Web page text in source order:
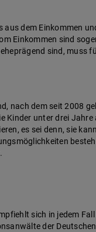
dem Einkommen
Einkommen sind
sind, muss
nach dem seit 2008
Kinder unter drei Jahre
es sei denn, sie kann
sich in jedem Fall
der Deutschen